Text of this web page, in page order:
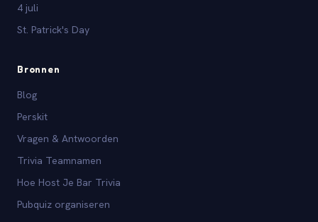
4 juli
St. Patrick's Day
Bronnen
Blog
Perskit
Vragen & Antwoorden
Trivia Teamnamen
Hoe Host Je Bar Trivia
Pubquiz organiseren